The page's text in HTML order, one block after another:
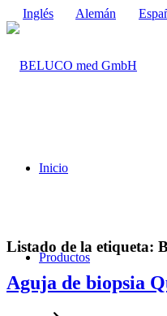
Inglés Alemán
Inicio
Productos
Listado de la etiqueta:
Aguja de biopsia